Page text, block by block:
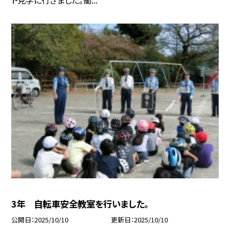
3年 自転車安全教室を行いました。
公開日 2025/10/10 更新日 2025/10/10